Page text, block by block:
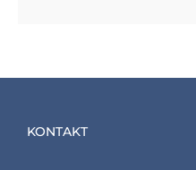
KONTAKT